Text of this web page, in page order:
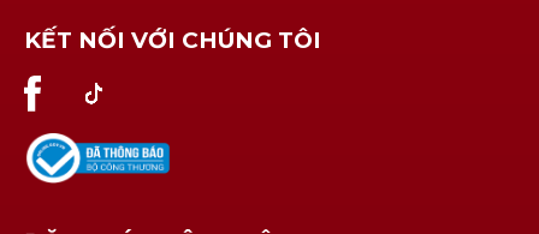
KẾT NỐI VỚI CHÚNG TÔI